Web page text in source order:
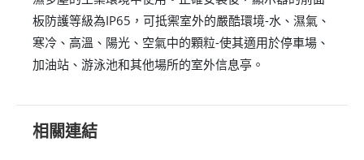
板防護等級為IP65，可抵禦室外的嚴酷環境-水、濕氣、
寒冷、高溫、陽光、空氣中的顆粒-使其適用於停車場、
加油站、游泳池和其他場所的室外信息亭。
相關連結